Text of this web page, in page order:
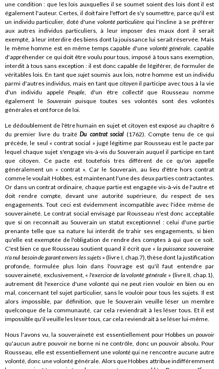
une condition : que les lois auxquelles il se soumet soient des lois dont il est
également l'auteur. Certes, il doit faire l'effort de s'y soumettre, parce qu'il est
un individu particulier, doté d'une volonté particulière qui l'incline à se préférer
aux autres individus particuliers, à leur imposer des maux dont il serait
exempté, à leur interdire des biens dont la jouissance lui serait réservée. Mais
le même homme est en même temps capable d'une volonté générale, capable
d'appréhender ce qui doit être voulu pour tous, imposé à tous sans exemption,
interdit à tous sans exception : il est donc capable de légiférer, de formuler de
véritables lois. En tant quesujetsoumis aux lois, notre homme est un individu
parmi d'autres individus, mais en tant que citoyen il participe avec tous à la vie
d'un individu appeléPeuple, d'un être collectif que Rousseau nomme
également leSouverain puisque toutes ses volontés sont des volontés
générales et ont force de loi.
Le dédoublement de l'être humain en sujet et citoyen est exposé au chapitre 6
du premier livre du traitéDu contrat social (1762). Compte tenu de ce qui
précède, le seul « contrat social » jugé légitime par Rousseau est le pacte par
lequel chaque sujet s'engage vis-à-vis du Souverain auquel il participe en tant
que citoyen. Ce pacte est toutefois très différent de ce qu'on appelle
généralement un « contrat ». Car le Souverain, au lieu d'être hors contrat
comme le voulait Hobbes, est maintenant l'une des deux parties contractantes.
Or dans un contrat ordinaire, chaque partie est engagée vis-à-vis de l'autre et
doit rendre compte, devant une autorité supérieure, du respect de ses
engagements. Tout ceci est évidemment incompatible avec l'idée même de
souveraineté. Le contrat social envisagé par Rousseau n'est donc acceptable
que si on reconnaît au Souverain un statut exceptionnel : celui d'une partie
prenante telle que sa nature lui interdit de trahir ses engagements, si bien
qu'elle est exemptée de l'obligation de rendre des comptes à qui que ce soit.
C'est bien ce que Rousseau soutient quand il écrit que « la puissance souveraine
n'a nul besoin de garant envers les sujets» (livre I, chap.7), thèse dont la justification
profonde, formulée plus loin dans l'ouvrage est qu'il faut entendre par
souveraineté, exclusivement, «l'exercice de la volonté générale » (livre II, chap.1),
autrement dit l'exercice d'une volonté qui ne peut rien vouloir en bien ou en
mal, concernant tel sujet particulier, sans le vouloir pour tous les sujets. Il est
alors impossible, par définition, que le Souverain veuille léser un membre
quelconque de la communauté, car cela reviendrait à les léser tous. Et il est
impossible qu'il veuille les léser tous, car cela reviendrait à se léser lui-même.
Nous l'avons vu, la souveraineté est essentiellement pour Hobbes un pouvoir
qu'aucun autre pouvoir ne borne ni ne contrôle, donc un pouvoir absolu. Pour
Rousseau, elle est essentiellement une volontéqui ne rencontre aucune autre
volonté, donc une volonté générale. Alors que Hobbes attribue indifféremment